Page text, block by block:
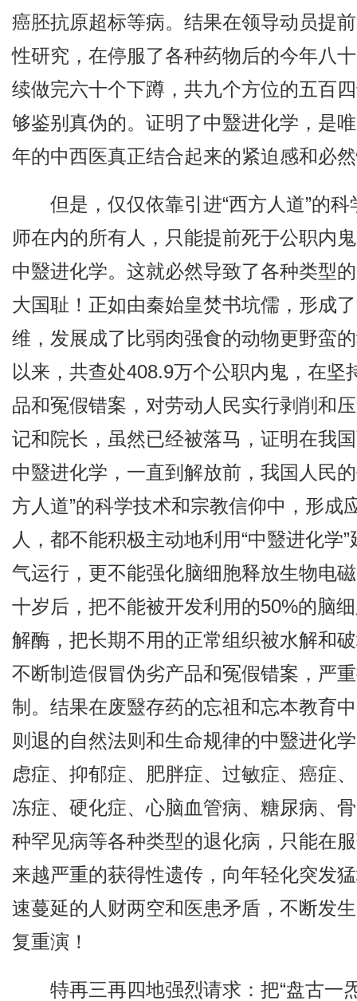
癌胚抗原超标等病。结果在领导动员提
性研究，在停服了各种药物后的今年八
续做完六十个下蹲，共九个方位的五百
够鉴别真伪的。证明了中毉进化学，是
年的中西医真正结合起来的紧迫感和必
但是，仅仅依靠引进“西方人道”的
师在内的所有人，只能提前死于公职内
中毉进化学。这就必然导致了各种类型
大国耻！正如由秦始皇焚书坑儒，形成
维，发展成了比弱肉强食的动物更野蛮
以来，共查处408.9万个公职内鬼，在
品和冤假错案，对劳动人民实行剥削和
记和院长，虽然已经被落马，证明在我
中毉进化学，一直到解放前，我国人民
方人道”的科学技术和宗教信仰中，形成
人，都不能积极主动地利用“中毉进化
气运行，更不能强化脑细胞释放生物电
十岁后，把不能被开发利用的50%的脑
解酶，把长期不用的正常组织被水解和
不断制造假冒伪劣产品和冤假错案，严
制。结果在废毉存药的忘祖和忘本教育
则退的自然法则和生命规律的中毉进化
虑症、抑郁症、肥胖症、过敏症、癌症
冻症、硬化症、心脑血管病、糖尿病、
种罕见病等各种类型的退化病，只能在
来越严重的获得性遗传，向年轻化突发
速蔓延的人财两空和医患矛盾，不断发
复重演！
特再三再四地强烈请求：把“盘古一